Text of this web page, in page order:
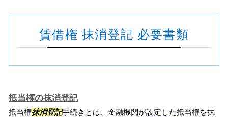
賃借権 抹消登記 必要書類
抵当権の抹消登記
抵当権抹消登記手続きとは、金融機関が設定した抵当権を抹